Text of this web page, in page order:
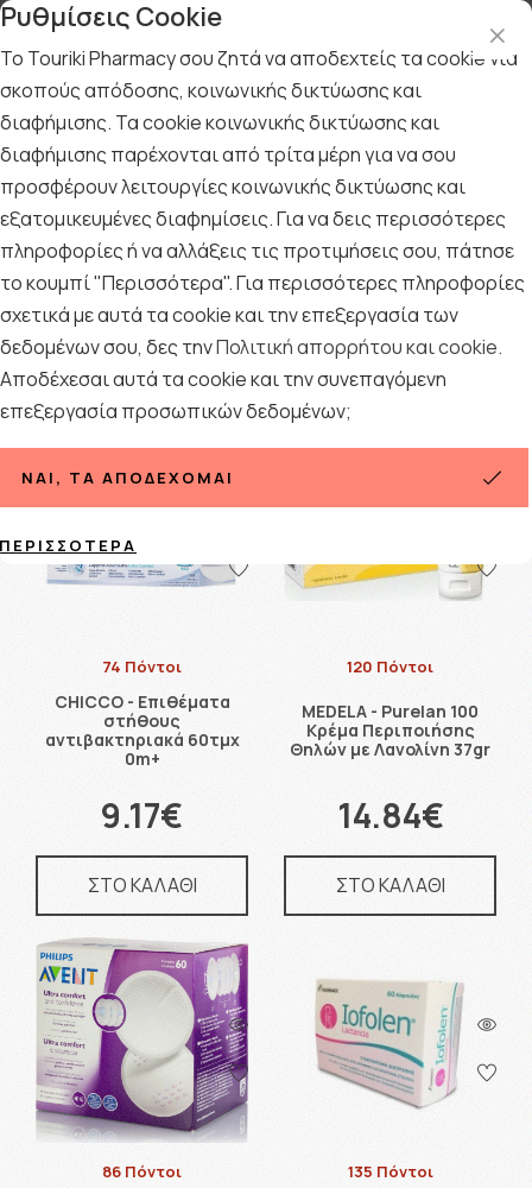
Αρχική / ΜΗΤΕΡΑ & ΠΑΙΔΙ / Εγκυμοσύνη - Νέα μητέρα
Θηλασμός
Θηλασμός
33ΠΡΟΪΟΝΤΑ
Ταξινόμηση Προβολή
74 Πόντοι
CHICCO - Επιθέματα
στήθους
αντιβακτηριακά 60τμχ
0m+
9.17€
ΣΤΟ ΚΑΛΑΘΙ
120 Πόντοι
MEDELA - Purelan 100
Κρέμα Περιποιήσης
Θηλών με Λανολίνη 37gr
14.84€
ΣΤΟ ΚΑΛΑΘΙ
86 Πόντοι 135 Πόντοι
Ρυθμίσεις Cookie
Το Touriki Pharmacy σου ζητά να αποδεχτείς τα cookie για
σκοπούς απόδοσης, κοινωνικής δικτύωσης και
διαφήμισης. Τα cookie κοινωνικής δικτύωσης και
διαφήμισης παρέχονται από τρίτα μέρη για να σου
προσφέρουν λειτουργίες κοινωνικής δικτύωσης και
εξατομικευμένες διαφημίσεις. Για να δεις περισσότερες
πληροφορίες ή να αλλάξεις τις προτιμήσεις σου, πάτησε
το κουμπί "Περισσότερα". Για περισσότερες πληροφορίες
σχετικά με αυτά τα cookie και την επεξεργασία των
δεδομένων σου, δες τηνΠολιτική απορρήτου και cookie.
Αποδέχεσαι αυτά τα cookie και την συνεπαγόμενη
επεξεργασία προσωπικών δεδομένων;
ΝΑΙ, ΤΑ ΑΠΟΔΈΧΟΜΑΙ
ΠΕΡΙΣΣΌΤΕΡΑ